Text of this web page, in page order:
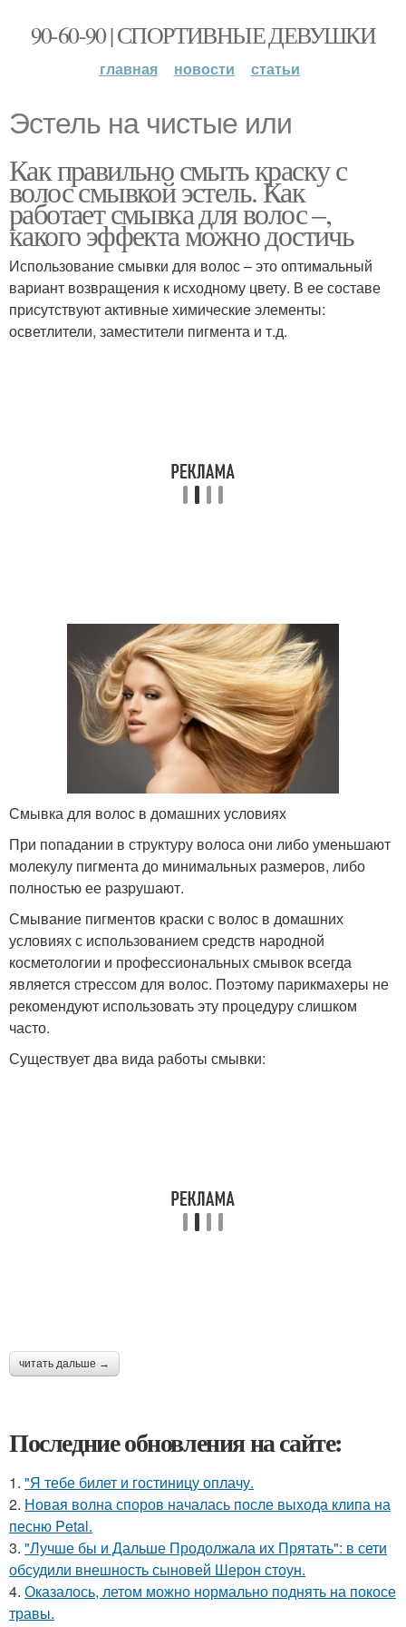
90-60-90 | СПОРТИВНЫЕ ДЕВУШКИ
главная новости статьи
Эстель на чистые или
Как правильно смыть краску с
волос смывкой эстель. Как
работает смывка для волос –,
какого эффекта можно достичь
Использование смывки для волос – это оптимальный
вариант возвращения к исходному цвету. В ее составе
присутствуют активные химические элементы:
осветлители, заместители пигмента и т.д.
Смывка для волос в домашних условиях
При попадании в структуру волоса они либо уменьшают
молекулу пигмента до минимальных размеров, либо
полностью ее разрушают.
Смывание пигментов краски с волос в домашних
условиях с использованием средств народной
косметологии и профессиональных смывок всегда
является стрессом для волос. Поэтому парикмахеры не
рекомендуют использовать эту процедуру слишком
часто.
Существует два вида работы смывки:
читать дальше →
Последние обновления на сайте:
1. "Я тебе билет и гостиницу оплачу.
2. Новая волна споров началась после выхода клипа на
песню Petal.
3. "Лучше бы и Дальше Продолжала их Прятать": в сети
обсудили внешность сыновей Шерон стоун.
4. Оказалось, летом можно нормально поднять на покосе
травы.